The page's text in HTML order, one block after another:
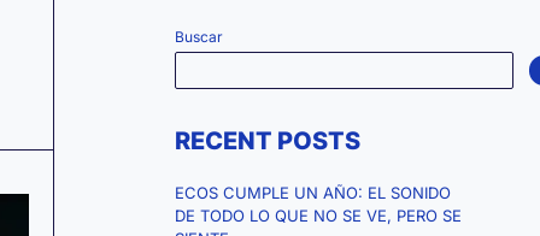
Buscar
RECENT POSTS
ECOS CUMPLE UN AÑO: EL SONIDO
DE TODO LO QUE NO SE VE, PERO SE